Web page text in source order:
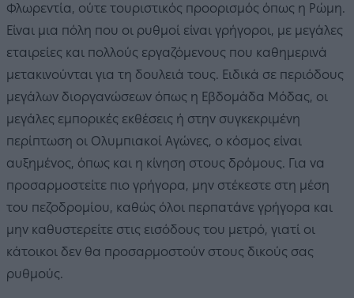
Φλωρεντία, ούτε τουριστικός προορισμός όπως η Ρώμη.
Είναι μια πόλη που οι ρυθμοί είναι γρήγοροι, με μεγάλες
εταιρείες και πολλούς εργαζόμενους που καθημερινά
μετακινούνται για τη δουλειά τους. Ειδικά σε περιόδους
μεγάλων διοργανώσεων όπως η Εβδομάδα Μόδας, οι
μεγάλες εμπορικές εκθέσεις ή στην συγκεκριμένη
περίπτωση οι Ολυμπιακοί Αγώνες, ο κόσμος είναι
αυξημένος, όπως και η κίνηση στους δρόμους. Για να
προσαρμοστείτε πιο γρήγορα, μην στέκεστε στη μέση
του πεζοδρομίου, καθώς όλοι περπατάνε γρήγορα και
μην καθυστερείτε στις εισόδους του μετρό, γιατί οι
κάτοικοι δεν θα προσαρμοστούν στους δικούς σας
ρυθμούς.